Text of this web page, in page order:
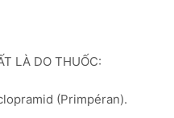
LÀ DO THUỐC:
(Primpéran).